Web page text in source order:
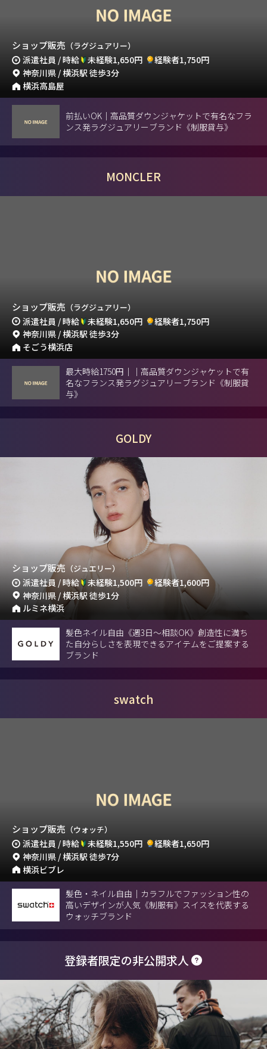
ショップ販売 （ラグジュアリー）
派遣社員 / 時給 未経験1,650円
経験者1,750円
神奈川県 / 横浜駅 徒歩3分
横浜高島屋
前払いOK｜高品質ダウンジャケットで有名なフラ
ンス発ラグジュアリーブランド《制服貸与》
MONCLER
ショップ販売 （ラグジュアリー）
派遣社員 / 時給 未経験1,650円
経験者1,750円
神奈川県 / 横浜駅 徒歩3分
そごう横浜店
最大時給1750円｜｜高品質ダウンジャケットで有
名なフランス発ラグジュアリーブランド《制服貸
与》
GOLDY
ショップ販売 （ジュエリー）
派遣社員 / 時給 未経験1,500円
経験者1,600円
神奈川県 / 横浜駅 徒歩1分
ルミネ横浜
髪色ネイル自由《週3日～相談OK》創造性に満ち
た自分らしさを表現できるアイテムをご提案する
ブランド
swatch
ショップ販売 （ウォッチ）
派遣社員 / 時給 未経験1,550円
経験者1,650円
神奈川県 / 横浜駅 徒歩7分
横浜ビブレ
髪色・ネイル自由｜カラフルでファッション性の
高いデザインが人気《制服有》スイスを代表する
ウォッチブランド
登録者限定の非公開求人